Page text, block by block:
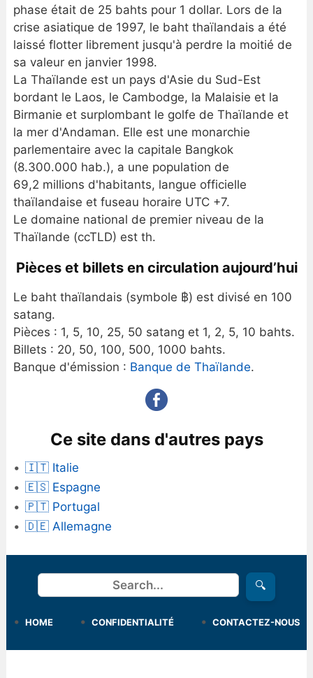
phase était de 25 bahts pour 1 dollar. Lors de la
crise asiatique de 1997, le baht thaïlandais a été
laissé flotter librement jusqu'à perdre la moitié de
sa valeur en janvier 1998.
La Thaïlande est un pays d'Asie du Sud-Est
bordant le Laos, le Cambodge, la Malaisie et la
Birmanie et surplombant le golfe de Thaïlande et
la mer d'Andaman. Elle est une monarchie
parlementaire avec la capitale Bangkok
(8.300.000 hab.), a une population de
69,2 millions d'habitants, langue officielle
thaïlandaise et fuseau horaire UTC +7.
Le domaine national de premier niveau de la
Thaïlande (ccTLD) est th.
Pièces et billets en circulation aujourd’hui
Le baht thaïlandais (symbole ฿) est divisé en 100
satang.
Pièces : 1, 5, 10, 25, 50 satang et 1, 2, 5, 10 bahts.
Billets : 20, 50, 100, 500, 1000 bahts.
Banque d'émission : Banque de Thaïlande.
Ce site dans d'autres pays
🇮🇹 Italie
🇪🇸 Espagne
🇵🇹 Portugal
🇩🇪 Allemagne
Rechercher 🔍
HOME CONFIDENTIALITÉ CONTACTEZ-NOUS